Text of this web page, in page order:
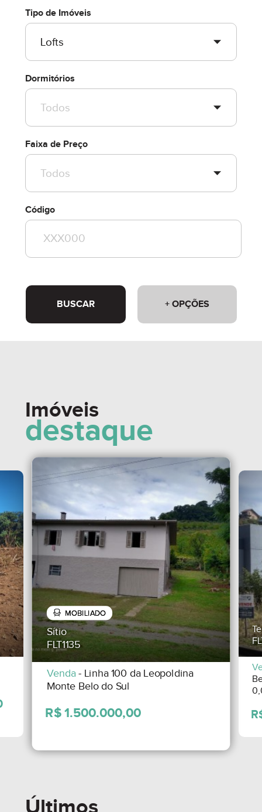
Tipo de Imóveis
Dormitórios
Faixa de Preço
Código
+ OPÇÕES
BUSCAR
Imóveis
destaque
MOBILIADO
Sítio
FLT1135
Venda- Linha 100 da Leopoldina
Monte Belo do Sul